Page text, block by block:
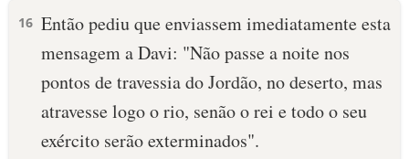
PALAVRA DO DIA
SALMO DO DIA
DEVOCIONAL DIÁRIO
16 En­tão pediu que enviassem ­imediatamente esta
mensagem a Davi: "Não passe a noite nos
pontos de travessia do Jordão, no deserto, mas
atravesse logo o rio, senão o rei e todo o seu
exército serão extermina­dos".